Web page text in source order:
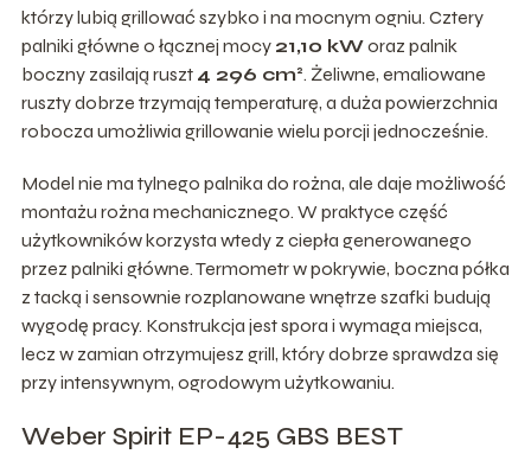
którzy lubią grillować szybko i na mocnym ogniu. Cztery
palniki główne o łącznej mocy 21,10 kWoraz palnik
boczny zasilają ruszt 4 296 cm². Żeliwne, emaliowane
ruszty dobrze trzymają temperaturę, a duża powierzchnia
robocza umożliwia grillowanie wielu porcji jednocześnie.
Model nie ma tylnego palnika do rożna, ale daje możliwość
montażu rożna mechanicznego. W praktyce część
użytkowników korzysta wtedy z ciepła generowanego
przez palniki główne. Termometr w pokrywie, boczna półka
z tacką i sensownie rozplanowane wnętrze szafki budują
wygodę pracy. Konstrukcja jest spora i wymaga miejsca,
lecz w zamian otrzymujesz grill, który dobrze sprawdza się
przy intensywnym, ogrodowym użytkowaniu.
Weber Spirit EP-425 GBS BEST